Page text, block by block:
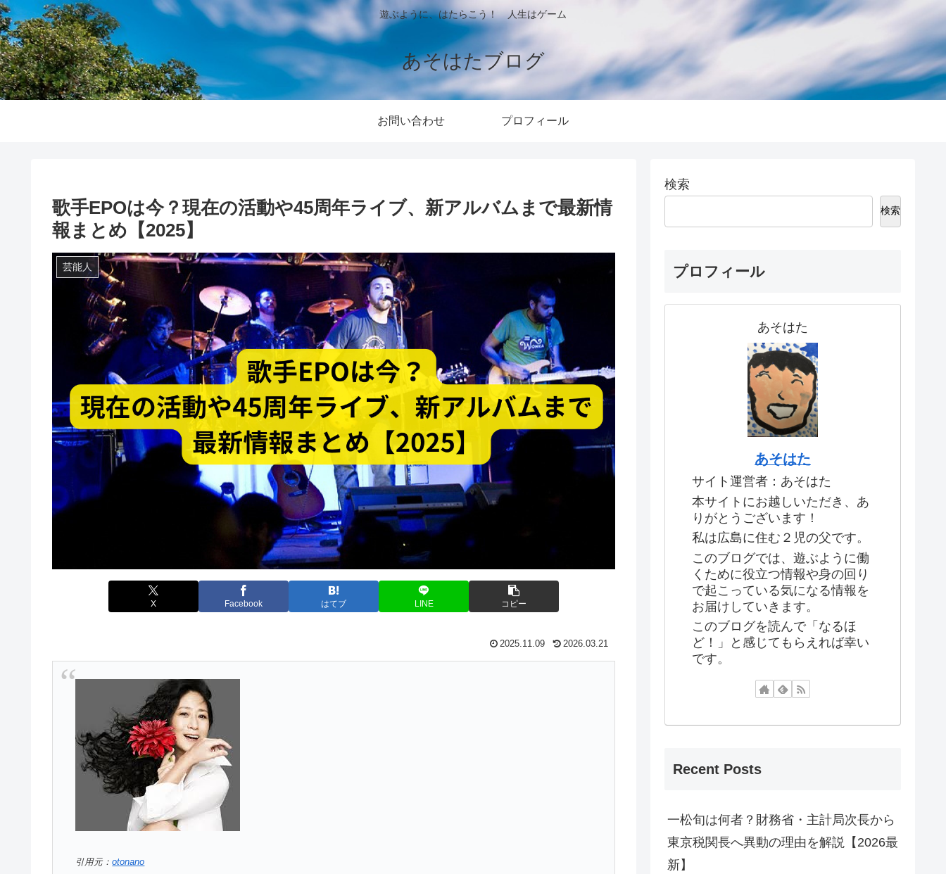
遊ぶように、はたらこう！ 人生はゲーム
あそはたブログ
お問い合わせ プロフィール
歌手EPOは今？現在の活動や45周年ライブ、新アルバムまで最新情
報まとめ【2025】
芸能人
X Facebook はてブ LINE コピー
2025.11.09 2026.03.21
引用元：otonano
検索
検索
プロフィール
あそはた
あそはた
サイト運営者：あそはた
本サイトにお越しいただき、あ
りがとうございます！
私は広島に住む２児の父です。
このブログでは、遊ぶように働
くために役立つ情報や身の回り
で起こっている気になる情報を
お届けしていきます。
このブログを読んで「なるほ
ど！」と感じてもらえれば幸い
です。
Recent Posts
一松旬は何者？財務省・主計局次長から
東京税関長へ異動の理由を解説【2026最
新】